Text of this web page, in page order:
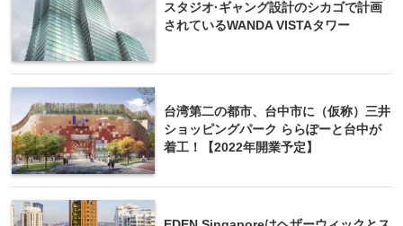
スタジオ·ギャング設計のシカゴで計画
されているWANDA VISTAタワー
台湾第二の都市、台中市に（仮称）三井
ショッピングパーク ららぽーと台中が
着工！【2022年開業予定】